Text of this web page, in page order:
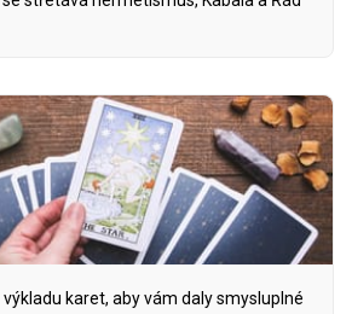
karet, aby vám daly smysluplné